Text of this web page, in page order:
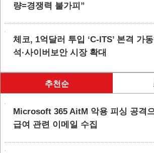
량=경쟁력 불가피”
체코, 1억달러 투입 ‘C-ITS’ 본격 가
석·사이버보안 시장 확대
추천순
Microsoft 365 AitM 악용 피싱 공격
급여 관련 이메일 수집